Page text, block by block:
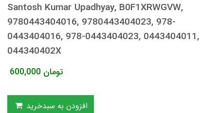
Santosh Kumar Upadhyay, B0F1XRWGVW,
9780443404016, 9780443404023, 978-
0443404016, 978-0443404023, 0443404011,
044340402X
600,000 تومان
افزودن به سبدخرید